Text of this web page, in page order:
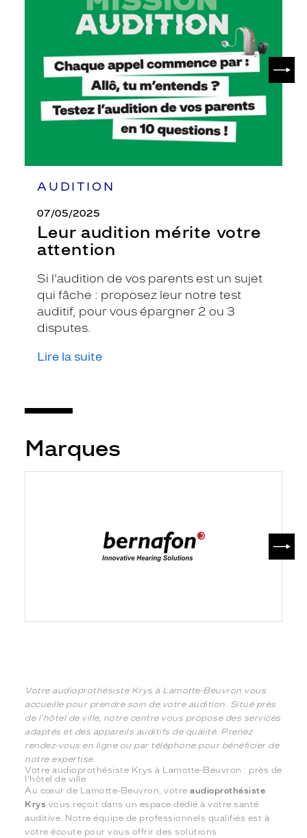
AUDITION
07/05/2025
Leur audition mérite votre
attention
Si l'audition de vos parents est un sujet
qui fâche : proposez leur notre test
auditif, pour vous épargner 2 ou 3
disputes.
Lire la suite
Marques
Votre audioprothésiste Krys à Lamotte-Beuvron vous
accueille pour prendre soin de votre audition. Situé près
de l'hôtel de ville, notre centre vous propose des services
adaptés et des appareils auditifs de qualité. Prenez
rendez-vous en ligne ou par téléphone pour bénéficier de
notre expertise.
Votre audioprothésiste Krys à Lamotte-Beuvron : près de
l'hôtel de ville
Au cœur de Lamotte-Beuvron, votreaudioprothésiste
Krys vous reçoit dans un espace dédié à votre santé
auditive. Notre équipe de professionnels qualifiés est à
votre écoute pour vous offrir des solutions